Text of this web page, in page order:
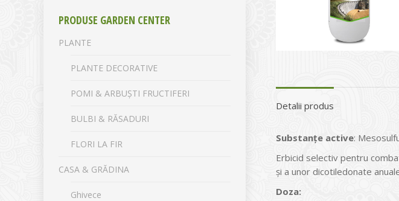
Detalii produs
Substanţe active:
Erbicid selectiv pentru
şi a unor dicotiledonate
Doza:
PRODUSE GARDEN CENTER
PLANTE
PLANTE DECORATIVE
POMI & ARBUȘTI FRUCTIFERI
BULBI & RĂSADURI
FLORI LA FIR
CASA & GRĂDINA
Ghivece